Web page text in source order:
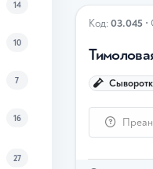
14
10
7
16
27
Код:03.045